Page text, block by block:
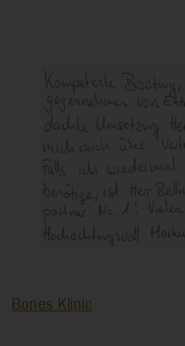
Bones Klinic